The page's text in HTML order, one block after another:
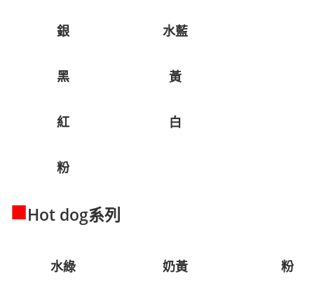
銀 水藍
黑 黃
紅 白
粉
■Hot dog系列
水綠 奶黃 粉